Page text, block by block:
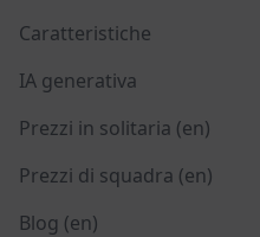
Caratteristiche
IA generativa
Prezzi in solitaria (en)
Prezzi di squadra (en)
Blog (en)